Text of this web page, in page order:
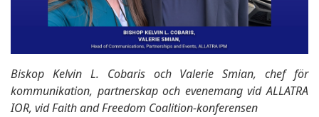
Biskop Kelvin L. Cobaris och Valerie Smian, chef för
kommunikation, partnerskap och evenemang vid ALLATRA
IOR, vid Faith and Freedom Coalition-konferensen